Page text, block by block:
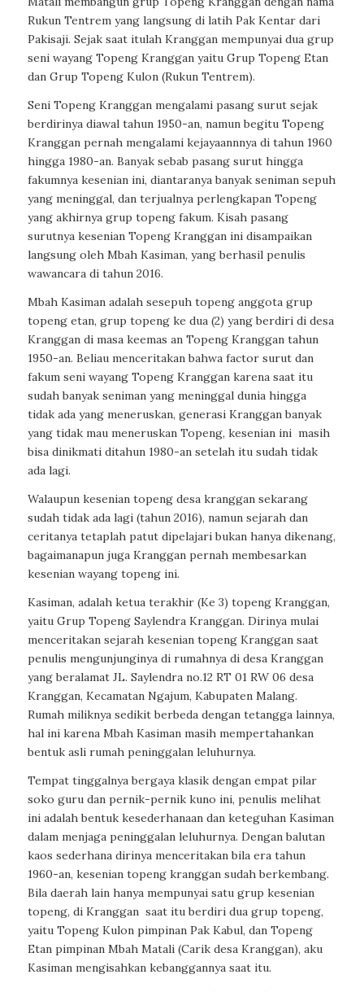
Rukun Tentrem yang langsung di latih Pak Kentar dari
Pakisaji. Sejak saat itulah Kranggan mempunyai dua grup
seni wayang Topeng Kranggan yaitu Grup Topeng Etan
dan Grup Topeng Kulon (Rukun Tentrem).
Seni Topeng Kranggan mengalami pasang surut sejak
berdirinya diawal tahun 1950-an, namun begitu Topeng
Kranggan pernah mengalami kejayaannnya di tahun 1960
hingga 1980-an. Banyak sebab pasang surut hingga
fakumnya kesenian ini, diantaranya banyak seniman sepuh
yang meninggal, dan terjualnya perlengkapan Topeng
yang akhirnya grup topeng fakum. Kisah pasang
surutnya kesenian Topeng Kranggan ini disampaikan
langsung oleh Mbah Kasiman, yang berhasil penulis
wawancara di tahun 2016.
Mbah Kasiman adalah sesepuh topeng anggota grup
topeng etan, grup topeng ke dua (2) yang berdiri di desa
Kranggan di masa keemas an Topeng Kranggan tahun
1950-an. Beliau menceritakan bahwa factor surut dan
fakum seni wayang Topeng Kranggan karena saat itu
sudah banyak seniman yang meninggal dunia hingga
tidak ada yang meneruskan, generasi Kranggan banyak
yang tidak mau meneruskan Topeng, kesenian ini masih
bisa dinikmati ditahun 1980-an setelah itu sudah tidak
ada lagi.
Walaupun kesenian topeng desa kranggan sekarang
sudah tidak ada lagi (tahun 2016), namun sejarah dan
ceritanya tetaplah patut dipelajari bukan hanya dikenang,
bagaimanapun juga Kranggan pernah membesarkan
kesenian wayang topeng ini.
Kasiman, adalah ketua terakhir (Ke 3) topeng Kranggan,
yaitu Grup Topeng Saylendra Kranggan. Dirinya mulai
menceritakan sejarah kesenian topeng Kranggan saat
penulis mengunjunginya di rumahnya di desa Kranggan
yang beralamat JL. Saylendra no.12 RT 01 RW 06 desa
Kranggan, Kecamatan Ngajum, Kabupaten Malang.
Rumah miliknya sedikit berbeda dengan tetangga lainnya,
hal ini karena Mbah Kasiman masih mempertahankan
bentuk asli rumah peninggalan leluhurnya.
Tempat tinggalnya bergaya klasik dengan empat pilar
soko guru dan pernik-pernik kuno ini, penulis melihat
ini adalah bentuk kesederhanaan dan keteguhan Kasiman
dalam menjaga peninggalan leluhurnya. Dengan balutan
kaos sederhana dirinya menceritakan bila era tahun
1960-an, kesenian topeng kranggan sudah berkembang.
Bila daerah lain hanya mempunyai satu grup kesenian
topeng, di Kranggan saat itu berdiri dua grup topeng,
yaitu Topeng Kulon pimpinan Pak Kabul, dan Topeng
Etan pimpinan Mbah Matali (Carik desa Kranggan), aku
Kasiman mengisahkan kebanggannya saat itu.